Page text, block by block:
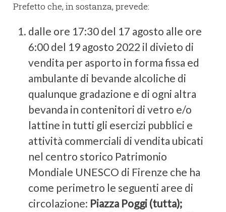
Prefetto che, in sostanza, prevede:
dalle ore 17:30 del 17 agosto alle ore
6:00 del 19 agosto 2022 il divieto di
vendita per asporto in forma fissa ed
ambulante di bevande alcoliche di
qualunque gradazione e di ogni altra
bevanda in contenitori di vetro e/o
lattine in tutti gli esercizi pubblici e
attività commerciali di vendita ubicati
nel centro storico Patrimonio
Mondiale UNESCO di Firenze che ha
come perimetro le seguenti aree di
circolazione: Piazza Poggi (tutta);